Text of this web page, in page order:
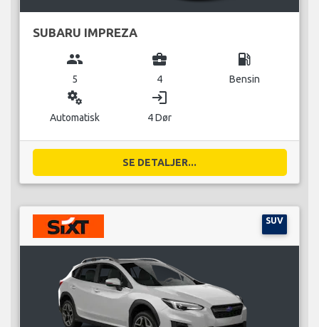
SUBARU IMPREZA
group
5
business_center
4
local_gas_station
Bensin
miscellaneous_services
Automatisk
login
4 Dør
SE DETALJER...
SUV